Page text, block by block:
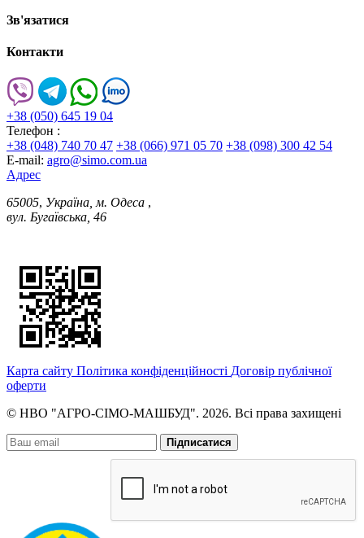
Зв'язатися
Контакти
+38 (050) 645 19 04
Телефон :
+38 (048) 740 70 47 +38 (066) 971 05 70 +38 (098) 300 42 54
E-mail: agro@simo.com.ua
Адрес
65005, Україна, м. Одеса ,
вул. Бугаївська, 46
Карта сайту Політика конфіденційності Договір публічної
оферти
© НВО "АГРО-СІМО-МАШБУД". 2026. Всі права захищені
Підписатися